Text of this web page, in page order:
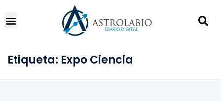
Etiqueta: Expo Ciencia